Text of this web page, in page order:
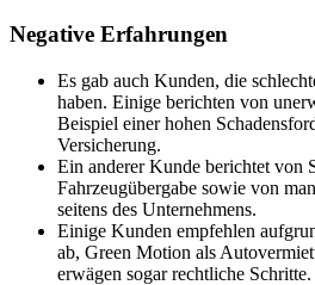
Negative Erfahrungen
Es gab auch Kunden, die
haben. Einige berichten von
Beispiel einer hohen
Versicherung.
Ein anderer Kunde berichtet von
Fahrzeugübergabe sowie von
seitens des Unternehmens.
Einige Kunden empfehlen
ab, Green Motion als
erwägen sogar rechtliche Schritte.